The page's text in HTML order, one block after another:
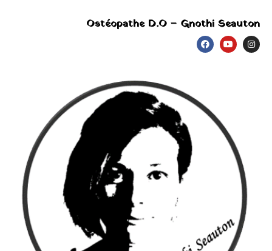
Ostéopathe D.O – Gnothi Seauton